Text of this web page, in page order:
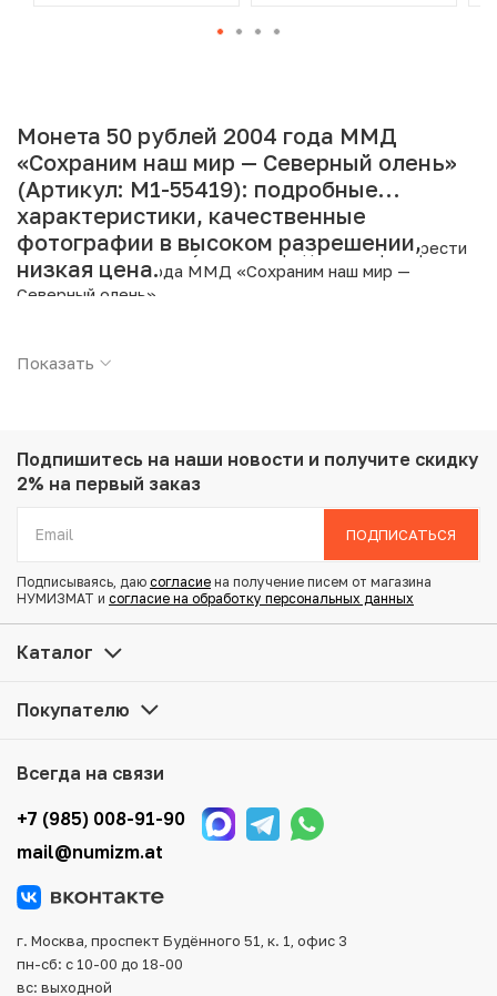
Монета 50 рублей 2004 года ММД
«Сохраним наш мир — Северный олень»
(Артикул: M1-55419): подробные
характеристики, качественные
фотографии в высоком разрешении,
низкая цена.
Интернет магазин «Нумизмат» предлагает приобрести
50 рублей 2004 года ММД «Сохраним наш мир —
Северный олень».
Буквы: ММД
Металл: Золото
Вес: 7.89 г
Тираж: 1.500
Состояние: Proof
Тематика: Флора и фауна
Северный олень» по привлекательной цене можно в
находятся в наличии на нашем складе.
Мы доставим Ваш заказ в любой регион России, кроме
того, возможен самовывоз товара из офиса магазина.
оплаты и доставки заказа. Все отправления надежно и
повреждения во время доставки.
Показать
Подпишитесь на наши новости и получите скидку
2% на первый заказ
ПОДПИСАТЬСЯ
Подписываясь, даю согласие на получение писем от магазина
НУМИЗМАТ и согласие на обработку персональных данных
Каталог
Покупателю
Всегда на связи
+7 (985) 008-91-90
mail@numizm.at
г. Москва, проспект Будённого 51, к. 1, офис 3
пн-сб: с 10-00 до 18-00
вс: выходной